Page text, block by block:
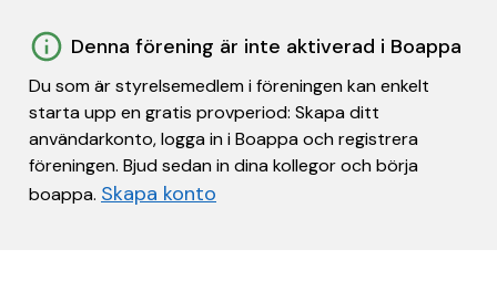
Denna förening är inte aktiverad i Boappa
Du som är styrelsemedlem i föreningen kan enkelt
starta upp en gratis provperiod: Skapa ditt
användarkonto, logga in i Boappa och registrera
föreningen. Bjud sedan in dina kollegor och börja
boappa. Skapa konto